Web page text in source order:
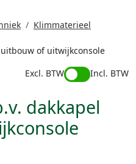
Klimmaterieel
of uitwijkconsole
Excl. BTW
Incl. BTW
dakkapel